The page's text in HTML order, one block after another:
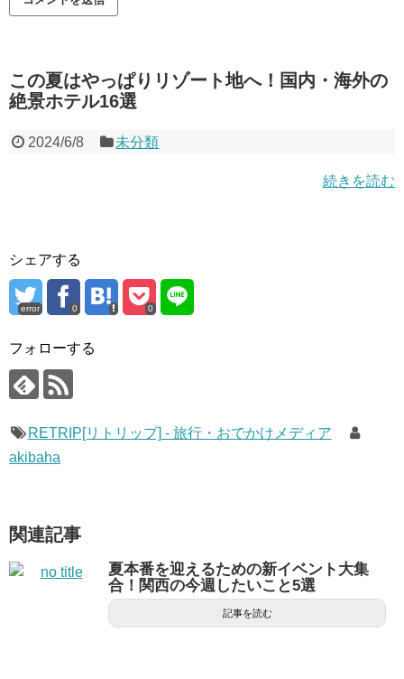
この夏はやっぱりリゾート地へ！国内・海外の
絶景ホテル16選
2024/6/8 未分類
続きを読む
シェアする
error 0 0
フォローする
RETRIP[リトリップ] - 旅行・おでかけメディア
akibaha
関連記事
夏本番を迎えるための新イベント大集
合！関西の今週したいこと5選
記事を読む